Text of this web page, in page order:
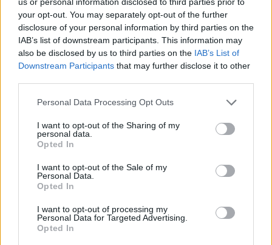
your opt-out. You may separately opt-out of the further
disclosure of your personal information by third parties on the
IAB’s list of downstream participants. This information may
also be disclosed by us to third parties on the IAB’s List of
Downstream Participants that may further disclose it to other
Personal Data Processing Opt Outs
I want to opt-out of the Sharing of my
personal data.
Opted In
I want to opt-out of the Sale of my
Personal Data.
Opted In
I want to opt-out of processing my
Personal Data for Targeted Advertising.
Opted In
HS Team
Δείτε Ακόμη
συνεργασία δημοσίου και ιδιωτικού